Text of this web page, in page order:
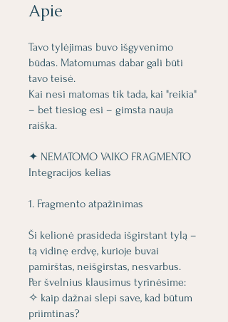
Apie
Tavo tylėjimas buvo išgyvenimo
būdas. Matomumas dabar gali būti
tavo teisė.
Kai nesi matomas tik tada, kai "reikia"
– bet tiesiog esi – gimsta nauja
raiška.
✦ NEMATOMO VAIKO FRAGMENTO
Integracijos kelias
1. Fragmento atpažinimas
Ši kelionė prasideda išgirstant tylą –
tą vidinę erdvę, kurioje buvai
pamirštas, neišgirstas, nesvarbus.
Per švelnius klausimus tyrinėsime:
✧ kaip dažnai slepi save, kad būtum
priimtinas?